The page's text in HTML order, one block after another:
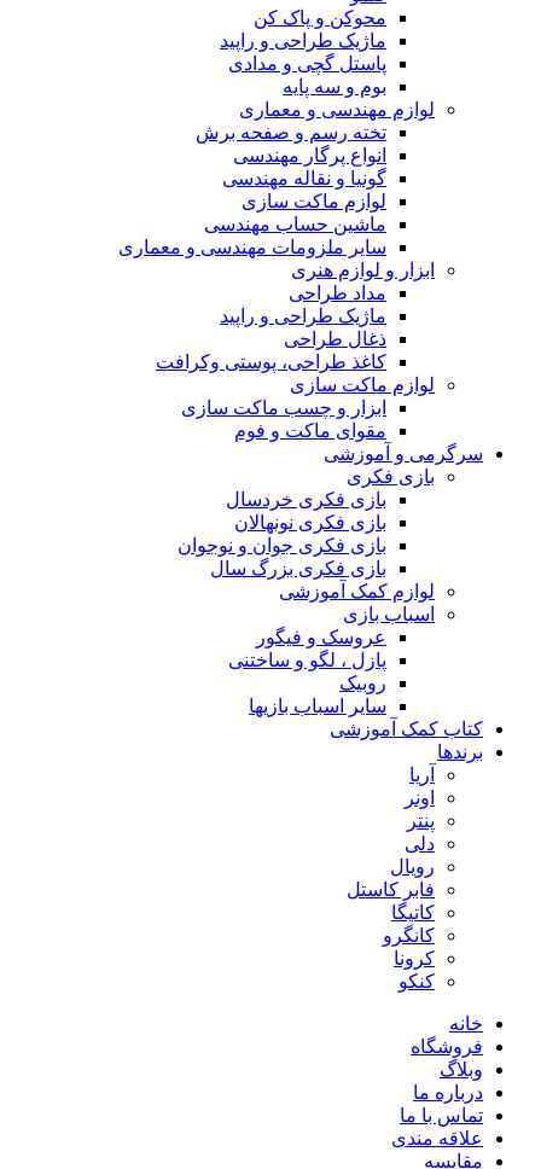
محوکن و پاک کن
ماژیک طراحی و راپید
پاستل گچی و مدادی
بوم و سه پایه
لوازم مهندسی و معماری
تخته رسم و صفحه برش
انواع پرگار مهندسی
گونیا و نقاله مهندسی
لوازم ماکت سازی
ماشین حساب مهندسی
سایر ملزومات مهندسی و معماری
ابزار و لوازم هنری
مداد طراحی
ماژیک طراحی و راپید
ذغال طراحی
کاغذ طراحی، پوستی وکرافت
لوازم ماکت سازی
ابزار و چسب ماکت سازی
مقوای ماکت و فوم
سرگرمی و آموزشی
بازی فکری
بازی فکری خردسال
بازی فکری نونهالان
بازی فکری جوان و نوجوان
بازی فکری بزرگ سال
لوازم کمک آموزشی
اسباب بازی
عروسک و فیگور
پازل ، لگو و ساختنی
روبیک
سایر اسباب بازیها
کتاب کمک آموزشی
برندها
آریا
اونر
پنتر
دلی
رویال
فابر کاستل
کاتیگا
کانگرو
کرونا
کنکو
خانه
فروشگاه
وبلاگ
درباره ما
تماس با ما
علاقه مندی
مقایسه